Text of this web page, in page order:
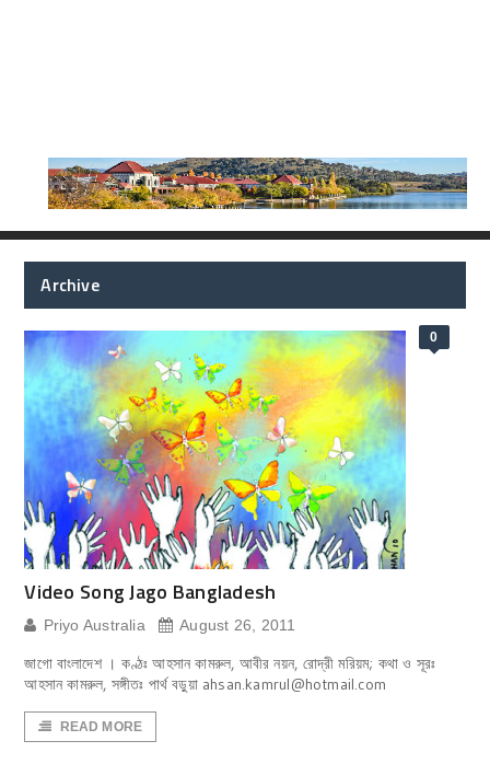
Archive
0
Video Song Jago Bangladesh
Priyo Australia August 26, 2011
জাগো বাংলাদেশ । কণ্ঠঃ আহসান কামরুল, আবীর নয়ন, রোদ্রী মরিয়ম; কথা ও সূরঃ
আহসান কামরুল, সঙ্গীতঃ পার্থ বড়ুয়া ahsan.kamrul@hotmail.com
READ MORE